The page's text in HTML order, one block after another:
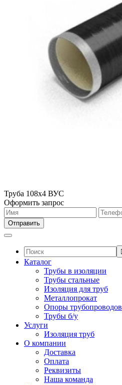
Труба 108х4 ВУС
Оформить запрос
Поиск:
Каталог
Трубы в изоляции
Трубы стальные
Изоляция для труб
Металлопрокат
Опоры трубопроводов
Трубы б/у
Услуги
Изоляция труб
О компании
Доставка
Оплата
Реквизиты
Наша команда